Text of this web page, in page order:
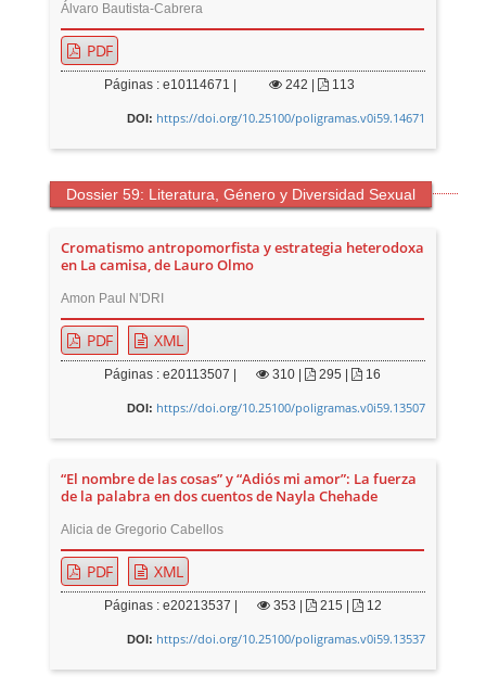
Álvaro Bautista-Cabrera
PDF
Páginas : e10114671 | 242 113
DOI: https://doi.org/10.25100/poligramas.v0i59.14671
Dossier 59: Literatura, Género y Diversidad Sexual
Cromatismo antropomorfista y estrategia heterodoxa
en La camisa, de Lauro Olmo
Amon Paul N'DRI
PDF XML
Páginas : e20113507 | 310 295 | 16
DOI: https://doi.org/10.25100/poligramas.v0i59.13507
“El nombre de las cosas” y “Adiós mi amor”: La fuerza
de la palabra en dos cuentos de Nayla Chehade
Alicia de Gregorio Cabellos
PDF XML
Páginas : e20213537 | 353 215 | 12
DOI: https://doi.org/10.25100/poligramas.v0i59.13537